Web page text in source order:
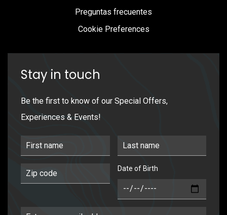
Preguntas frecuentes
Cookie Preferences
Stay in touch
Be the first to know of our Special Offers,
Experiences & Events!
First Name Last Name
Postal Code DOB
Date of Birth